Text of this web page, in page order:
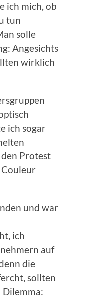
ich mich, ob
tun
solle
Angesichts
wirklich
ich sogar
den Protest
und war
ich
auf
die
sollten
Dilemma: